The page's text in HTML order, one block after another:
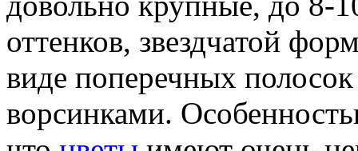
оттенков, звездчатой
виде поперечных
ворсинками.